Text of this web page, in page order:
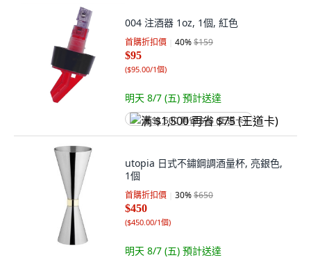
004 注酒器 1oz, 1個, 紅色
首購折扣價 40%$159
$95
($95.00/1個)
明天 8/7 (五) 預計送達
满 $1,500 再省 $75 (王道卡)
utopia 日式不鏽鋼調酒量杯, 亮銀色,
1個
首購折扣價 30%$650
$450
($450.00/1個)
明天 8/7 (五) 預計送達